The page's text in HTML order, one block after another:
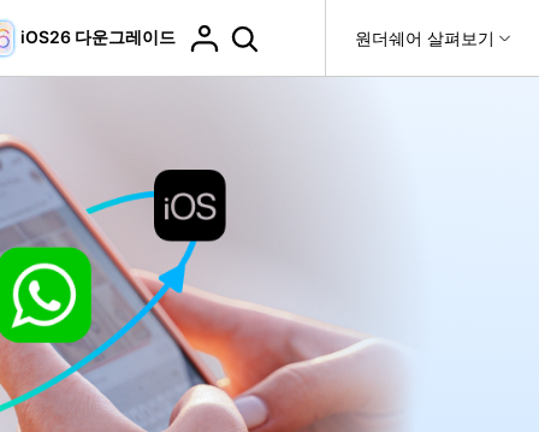
제품
상, 사진 등 복구
관리
플랜 및 가격
도움말 센터
티
Dr.Fone
Recoverit
움말 센터 원더쉐어 살펴보기
데이터 복구
핸드폰 전송
핸드폰간 전송
세스
DocPassRemover
PDF 잠금 해제 & 제한 제거
iCloud 활성화 잠금 해제
iCloud 잠금 & 음소거 카메라 우회
비디오 튜토리얼
다운로드 센터>
고객 지원
도움말 센터
자주 묻는 질문, 문제 해결 및 일반적인 해결 방법을 제
공합니다.
최신 버전으로 업그레이드
Dr.Fone 13의 새로운 기능과 혜택을 확인하세요.
iOS26 다운그레이드